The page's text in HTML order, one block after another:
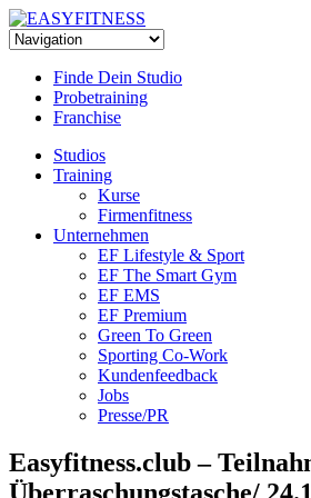
Skip
to
Finde Dein Studio
Probetraining
Franchise
Studios
Training
Kurse
Firmenfitness
Unternehmen
EF Lifestyle & Sport
EF The Smart Gym
EF EMS
EF Premium
Green To Green
Sporting Co-Work
Kundenfeedback
Jobs
Presse/PR
Easyfitness.club –